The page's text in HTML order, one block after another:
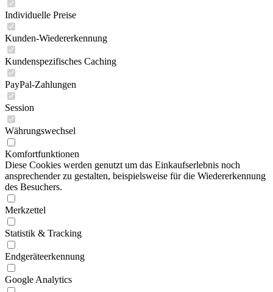
Individuelle Preise
Kunden-Wiedererkennung
Kundenspezifisches Caching
PayPal-Zahlungen
Session
Währungswechsel
Komfortfunktionen
Diese Cookies werden genutzt um das Einkaufserlebnis noch
ansprechender zu gestalten, beispielsweise für die Wiedererkennung
des Besuchers.
Merkzettel
Statistik & Tracking
Endgeräteerkennung
Google Analytics